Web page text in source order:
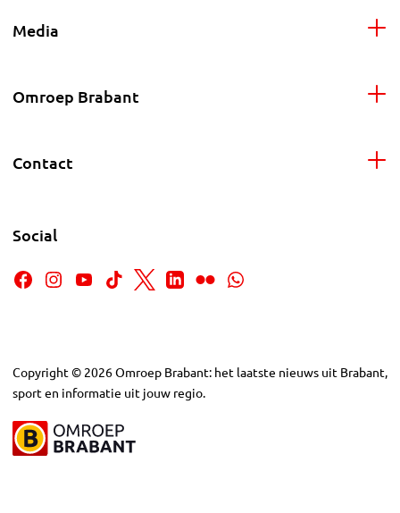
Media
Omroep Brabant
Contact
Social
Copyright © 2026Omroep Brabant: het laatste nieuws uit Brabant,
sport en informatie uit jouw regio.